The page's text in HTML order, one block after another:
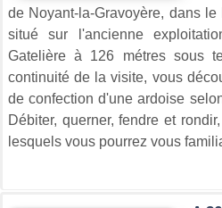
de Noyant-la-Gravoyère, dans
situé sur l'ancienne
Gatelière à 126 métres sous
continuité de la visite, vous
de confection d'une ardoise
Débiter, querner, fendre et
lesquels vous pourrez vous